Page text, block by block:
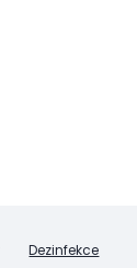
Dezinfekce